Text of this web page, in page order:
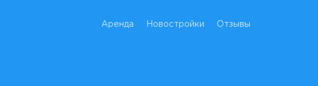
Аренда Новостройки Отзывы